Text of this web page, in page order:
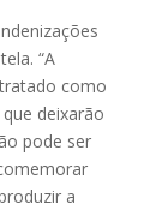
“A
como
deixarão
pode ser
a